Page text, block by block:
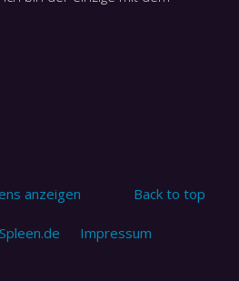
Back to top
anzeigen
Impressum